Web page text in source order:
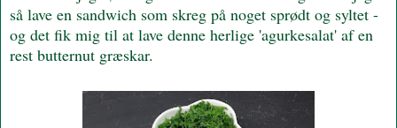
så lave en sandwich som skreg på noget sprødt og syltet -
og det fik mig til at lave denne herlige 'agurkesalat' af en
rest butternut græskar.